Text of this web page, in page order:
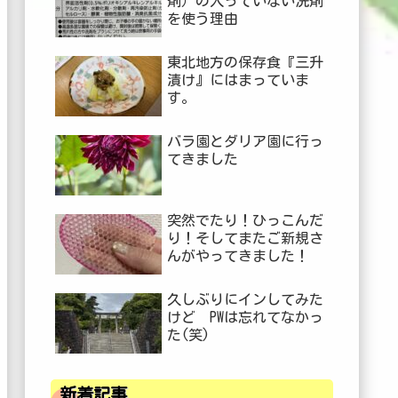
を使う理由
東北地方の保存食『三升
漬け』にはまっていま
す。
バラ園とダリア園に行っ
てきました
突然でたり！ひっこんだ
り！そしてまたご新規さ
んがやってきました！
久しぶりにインしてみた
けど PWは忘れてなかっ
た(笑)
新着記事